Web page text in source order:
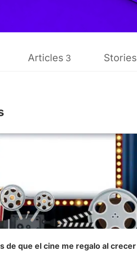
Articles 3 Stories
de que el cine me regalo al crecer